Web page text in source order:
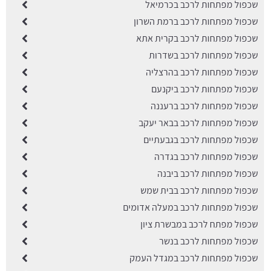
שכפול מפתחות לרכב בכרמיאל
שכפול מפתחות לרכב ברמת השרון
שכפול מפתחות לרכב בקרית אתא
שכפול מפתחות לרכב בשדרות
שכפול מפתחות לרכב בהרצליה
שכפול מפתחות לרכב ביקנעם
שכפול מפתחות לרכב ברעננה
שכפול מפתחות לרכב בבאר יעקב
שכפול מפתחות לרכב בגבעתיים
שכפול מפתחות לרכב בגדרה
שכפול מפתחות לרכב ביבנה
שכפול מפתחות לרכב בבית שמש
שכפול מפתחות לרכב במעלה אדומים
שכפול מפתח לרכב במבשרת ציון
שכפול מפתחות לרכב בנשר
שכפול מפתחות לרכב במגדל העמק